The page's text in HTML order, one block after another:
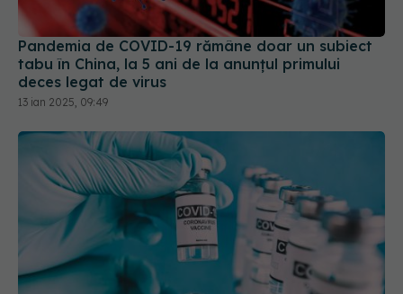
Pandemia de COVID-19 rămâne doar un subiect
tabu în China, la 5 ani de la anunțul primului
deces legat de virus
13 ian 2025, 09:49